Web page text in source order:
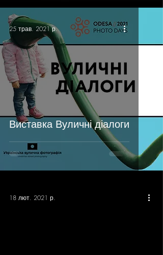
Виставка Вуличні діалоги
25 трав. 2021 р.
18 лют. 2021 р.